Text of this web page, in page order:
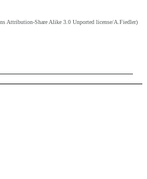
Attribution-Share Alike 3.0 Unported license/A.Fiedler)